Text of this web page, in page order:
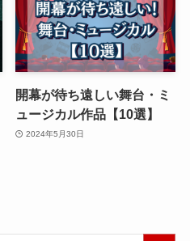
開幕が待ち遠しい舞台・ミ
ュージカル作品【10選】
2024年5月30日